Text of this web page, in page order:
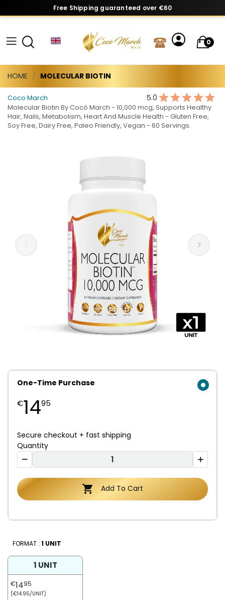
Free Shipping guaranteed over €60
0
HOME MOLECULAR BIOTIN
Coco March 5.0
Molecular Biotin By Cocó March - 10,000 mcg, Supports Healthy
Hair, Nails, Metabolism, Heart And Muscle Health - Gluten Free,
Soy Free, Dairy Free, Paleo Friendly, Vegan - 60 Servings.
One-Time Purchase
€1495
Secure checkout + fast shipping
Quantity
 Add To Cart
FORMAT : 1 UNIT
1 UNIT
€1495
(€14.95/UNIT)